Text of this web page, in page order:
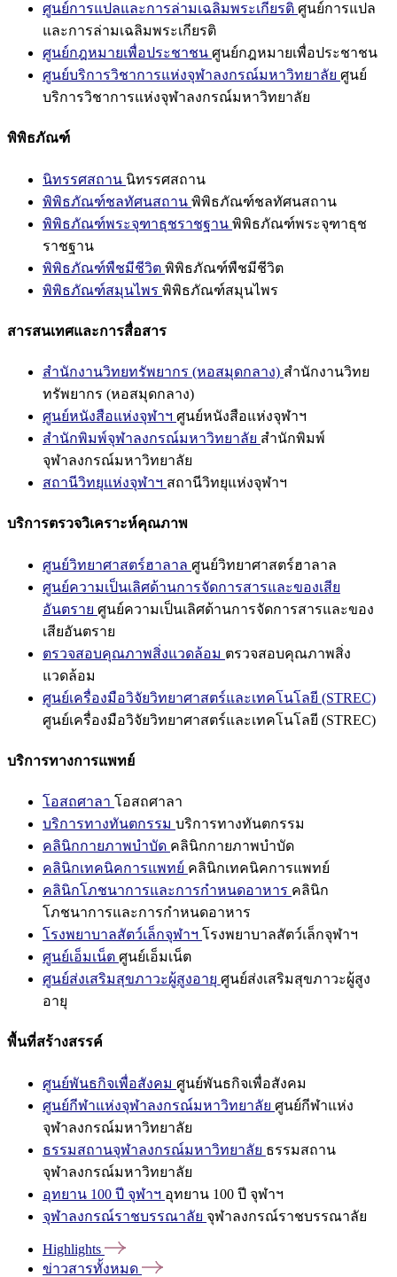
ศูนย์การแปลและการล่ามเฉลิมพระเกียรติ ศูนย์การแปล
และการล่ามเฉลิมพระเกียรติ
ศูนย์กฎหมายเพื่อประชาชน ศูนย์กฎหมายเพื่อประชาชน
ศูนย์บริการวิชาการแห่งจุฬาลงกรณ์มหาวิทยาลัย ศูนย์
บริการวิชาการแห่งจุฬาลงกรณ์มหาวิทยาลัย
พิพิธภัณฑ์
นิทรรศสถาน นิทรรศสถาน
พิพิธภัณฑ์ชลทัศนสถาน พิพิธภัณฑ์ชลทัศนสถาน
พิพิธภัณฑ์พระจุฑาธุชราชฐาน พิพิธภัณฑ์พระจุฑาธุช
ราชฐาน
พิพิธภัณฑ์พืชมีชีวิต พิพิธภัณฑ์พืชมีชีวิต
พิพิธภัณฑ์สมุนไพร พิพิธภัณฑ์สมุนไพร
สารสนเทศและการสื่อสาร
สำนักงานวิทยทรัพยากร (หอสมุดกลาง) สำนักงานวิทย
ทรัพยากร (หอสมุดกลาง)
ศูนย์หนังสือแห่งจุฬาฯ ศูนย์หนังสือแห่งจุฬาฯ
สำนักพิมพ์จุฬาลงกรณ์มหาวิทยาลัย สำนักพิมพ์
จุฬาลงกรณ์มหาวิทยาลัย
สถานีวิทยุแห่งจุฬาฯ สถานีวิทยุแห่งจุฬาฯ
บริการตรวจวิเคราะห์คุณภาพ
ศูนย์วิทยาศาสตร์ฮาลาล ศูนย์วิทยาศาสตร์ฮาลาล
ศูนย์ความเป็นเลิศด้านการจัดการสารและของเสีย
อันตราย ศูนย์ความเป็นเลิศด้านการจัดการสารและของ
เสียอันตราย
ตรวจสอบคุณภาพสิ่งแวดล้อม ตรวจสอบคุณภาพสิ่ง
แวดล้อม
ศูนย์เครื่องมือวิจัยวิทยาศาสตร์และเทคโนโลยี (STREC)
ศูนย์เครื่องมือวิจัยวิทยาศาสตร์และเทคโนโลยี (STREC)
บริการทางการแพทย์
โอสถศาลา โอสถศาลา
บริการทางทันตกรรม บริการทางทันตกรรม
คลินิกกายภาพบำบัด คลินิกกายภาพบำบัด
คลินิกเทคนิคการแพทย์ คลินิกเทคนิคการแพทย์
คลินิกโภชนาการและการกำหนดอาหาร คลินิก
โภชนาการและการกำหนดอาหาร
โรงพยาบาลสัตว์เล็กจุฬาฯ โรงพยาบาลสัตว์เล็กจุฬาฯ
ศูนย์เอ็มเน็ต ศูนย์เอ็มเน็ต
ศูนย์ส่งเสริมสุขภาวะผู้สูงอายุ ศูนย์ส่งเสริมสุขภาวะผู้สูง
อายุ
พื้นที่สร้างสรรค์
ศูนย์พันธกิจเพื่อสังคม ศูนย์พันธกิจเพื่อสังคม
ศูนย์กีฬาแห่งจุฬาลงกรณ์มหาวิทยาลัย ศูนย์กีฬาแห่ง
จุฬาลงกรณ์มหาวิทยาลัย
ธรรมสถานจุฬาลงกรณ์มหาวิทยาลัย ธรรมสถาน
จุฬาลงกรณ์มหาวิทยาลัย
อุทยาน 100 ปี จุฬาฯ อุทยาน 100 ปี จุฬาฯ
จุฬาลงกรณ์ราชบรรณาลัย จุฬาลงกรณ์ราชบรรณาลัย
Highlights
ข่าวสารทั้งหมด